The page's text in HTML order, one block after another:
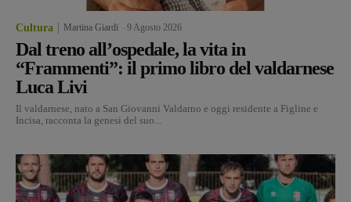
Cultura Martina Giardi 9 Agosto 2026
Dal treno all’ospedale, la vita in
“Frammenti”: il primo libro del valdarnese
Luca Livi
Il valdarnese, nato a San Giovanni Valdarno e oggi residente a Figline e
Incisa, racconta la genesi del suo...